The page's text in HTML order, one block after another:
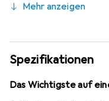
Konstruktion
sind so gewählt, dass
und eine hohe
ideal für
sichere
Mehr anzeigen
Spezifikationen
Das Wichtigste auf